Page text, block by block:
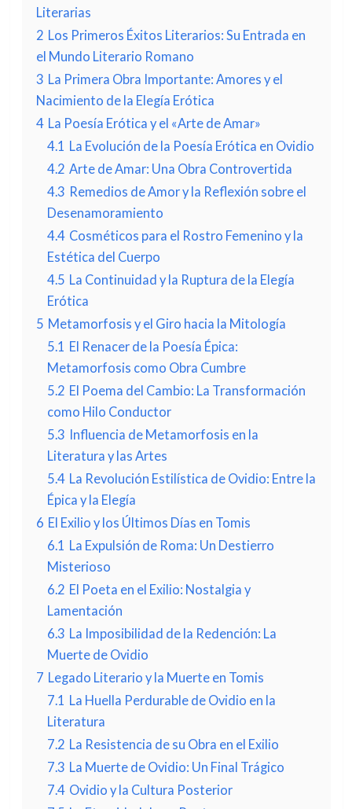
Literarias
2 Los Primeros Éxitos Literarios: Su Entrada en
el Mundo Literario Romano
3 La Primera Obra Importante: Amores y el
Nacimiento de la Elegía Erótica
4 La Poesía Erótica y el «Arte de Amar»
4.1 La Evolución de la Poesía Erótica en Ovidio
4.2 Arte de Amar: Una Obra Controvertida
4.3 Remedios de Amor y la Reflexión sobre el
Desenamoramiento
4.4 Cosméticos para el Rostro Femenino y la
Estética del Cuerpo
4.5 La Continuidad y la Ruptura de la Elegía
Erótica
5 Metamorfosis y el Giro hacia la Mitología
5.1 El Renacer de la Poesía Épica:
Metamorfosis como Obra Cumbre
5.2 El Poema del Cambio: La Transformación
como Hilo Conductor
5.3
Influencia de Metamorfosis en la
Literatura y las Artes
5.4 La Revolución Estilística de Ovidio: Entre la
Épica y la Elegía
6 El Exilio y los Últimos Días en Tomis
6.1 La Expulsión de Roma: Un Destierro
Misterioso
6.2 El Poeta en el Exilio: Nostalgia y
Lamentación
6.3 La Imposibilidad de la Redención: La
Muerte de Ovidio
7 Legado Literario y la Muerte en Tomis
7.1 La Huella Perdurable de Ovidio en la
Literatura
7.2 La Resistencia de su Obra en el Exilio
7.3 La Muerte de Ovidio: Un Final Trágico
7.4 Ovidio y la Cultura Posterior